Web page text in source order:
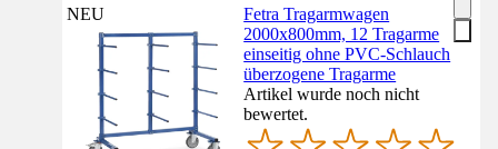
NEU
Fetra Tragarmwagen
2000x800mm, 12 Tragarme
einseitig ohne PVC-Schlauch
überzogene Tragarme
Artikel wurde noch nicht
bewertet.